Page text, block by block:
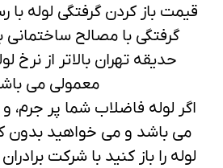
قیمت باز کردن گرفتگی لوله با
گرفتگی با مصالح ساختمانی
حدیقه تهران بالاتر از نرخ
معمولی می
اگر لوله فاضلاب شما پر جرم،
می باشد و می خواهید بدون
لوله را باز کنید با شرکت